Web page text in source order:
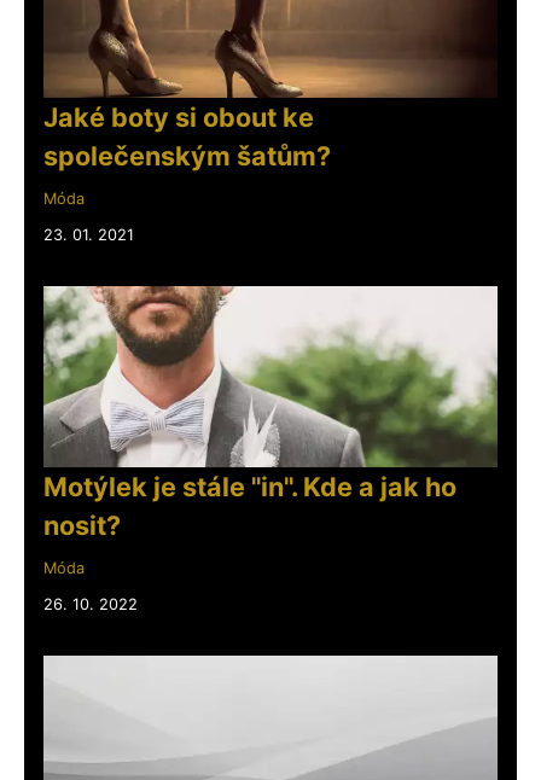
Jaké boty si obout ke
společenským šatům?
Móda
23. 01. 2021
Motýlek je stále "in". Kde a jak ho
nosit?
Móda
26. 10. 2022